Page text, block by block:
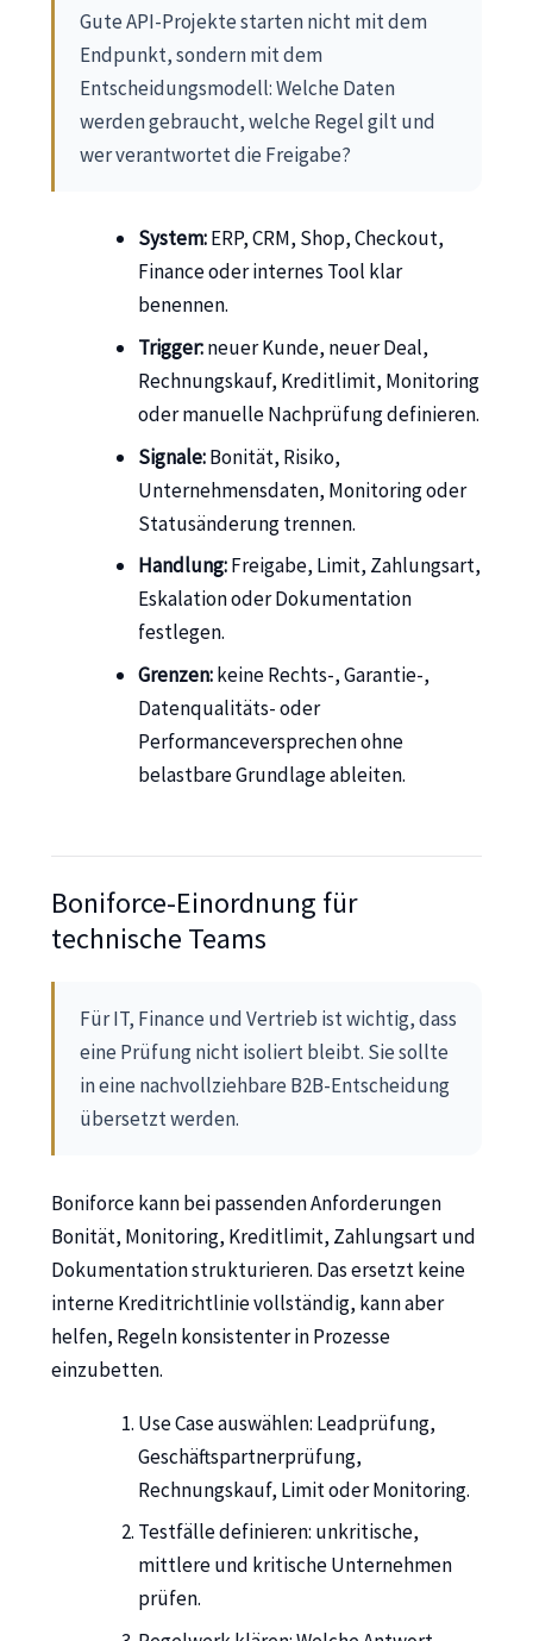
Gute API-Projekte starten nicht mit dem
Endpunkt, sondern mit dem
Entscheidungsmodell: Welche Daten
werden gebraucht, welche Regel gilt und
wer verantwortet die Freigabe?
System:ERP, CRM, Shop, Checkout,
Finance oder internes Tool klar
benennen.
Trigger:neuer Kunde, neuer Deal,
Rechnungskauf, Kreditlimit, Monitoring
oder manuelle Nachprüfung definieren.
Signale:Bonität, Risiko,
Unternehmensdaten, Monitoring oder
Statusänderung trennen.
Handlung:Freigabe, Limit, Zahlungsart,
Eskalation oder Dokumentation
festlegen.
Grenzen:keine Rechts-, Garantie-,
Datenqualitäts- oder
Performanceversprechen ohne
belastbare Grundlage ableiten.
Boniforce-Einordnung für
technische Teams
Für IT, Finance und Vertrieb ist wichtig, dass
eine Prüfung nicht isoliert bleibt. Sie sollte
in eine nachvollziehbare B2B-Entscheidung
übersetzt werden.
Boniforce kann bei passenden Anforderungen
Bonität, Monitoring, Kreditlimit, Zahlungsart und
Dokumentation strukturieren. Das ersetzt keine
interne Kreditrichtlinie vollständig, kann aber
helfen, Regeln konsistenter in Prozesse
einzubetten.
Use Case auswählen: Leadprüfung,
Geschäftspartnerprüfung,
Rechnungskauf, Limit oder Monitoring.
Testfälle definieren: unkritische,
mittlere und kritische Unternehmen
prüfen.